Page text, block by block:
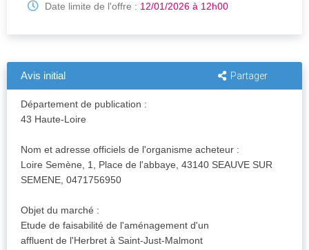
Date limite de l'offre : 12/01/2026 à 12h00
Avis initial Partager
Département de publication :
43 Haute-Loire
Nom et adresse officiels de l'organisme acheteur :
Loire Semène, 1, Place de l'abbaye, 43140 SEAUVE SUR
SEMENE, 0471756950
Objet du marché :
Etude de faisabilité de l'aménagement d'un
affluent de l'Herbret à Saint-Just-Malmont